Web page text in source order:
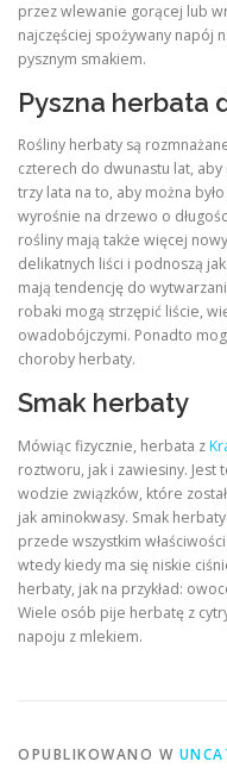
przez wlewanie gorącej lub
najczęściej spożywany napój
pysznym smakiem.
Pyszna herbata
Rośliny herbaty są
czterech do dwunastu lat,
trzy lata na to, aby można
wyrośnie na drzewo o
rośliny mają także więcej
delikatnych liści i podnoszą
mają tendencję do
robaki mogą strzępić liście,
owadobójczymi. Ponadto
choroby herbaty.
Smak herbaty
Mówiąc fizycznie, herbata z
roztworu, jak i zawiesiny. Jest
wodzie związków, które
jak aminokwasy. Smak
przede wszystkim
wtedy kiedy ma się niskie
herbaty, jak na przykład:
Wiele osób pije herbatę z
napoju z mlekiem.
OPUBLIKOWANO W